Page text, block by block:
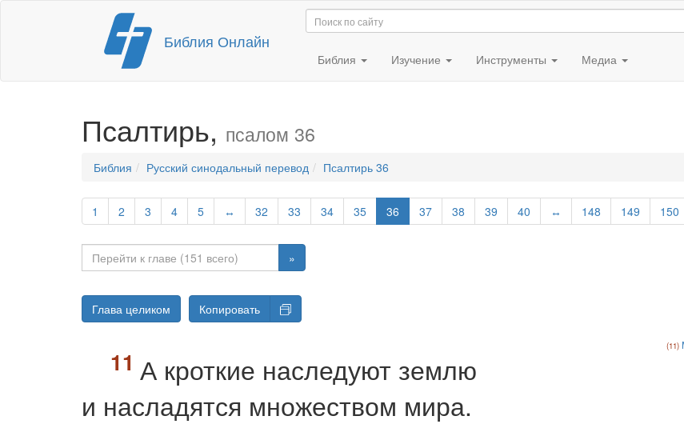
Перейти
содержимому
Библия Онлайн
Библия Изучение Инструменты Медиа
Псалтирь, псалом 36
Библия Русский синодальный перевод Псалтирь 36
1 2 3 4 5 ↔ 32 33 34 35 36 37 38 39 40 ↔ 148 149 150
»
Глава целиком Копировать
А кроткие наследуют землю
и насладятся множеством мира.